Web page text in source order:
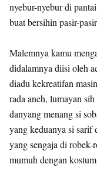
nyebur-nyebur di
buat bersihin pasir-
Malemnya kamu
didalamnya diisi oleh
diadu kekreatifan
rada aneh, lumayan
danyang menang si
yang keduanya si sarif
yang sengaja di
mumuh dengan